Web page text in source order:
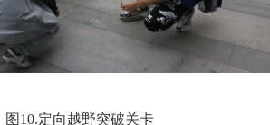
图10.定向越野突破关卡